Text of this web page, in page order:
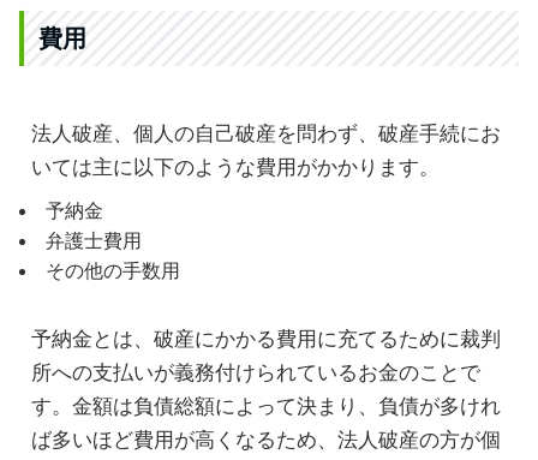
費用
法人破産、個人の自己破産を問わず、破産手続にお
いては主に以下のような費用がかかります。
予納金
弁護士費用
その他の手数用
予納金とは、破産にかかる費用に充てるために裁判
所への支払いが義務付けられているお金のことで
す。金額は負債総額によって決まり、負債が多けれ
ば多いほど費用が高くなるため、法人破産の方が個